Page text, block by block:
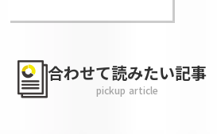
合わせて読みたい記事
pickup article